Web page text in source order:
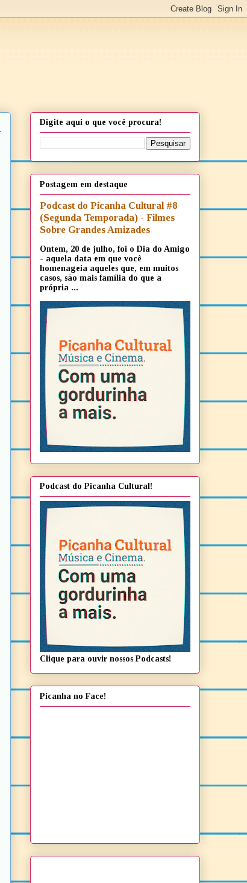
Digite aqui o que você procura!
Postagem em destaque
Podcast do Picanha Cultural #8
(Segunda Temporada) - Filmes
Sobre Grandes Amizades
Ontem, 20 de julho, foi o Dia do Amigo
- aquela data em que você
homenageia aqueles que, em muitos
casos, são mais família do que a
própria ...
Podcast do Picanha Cultural!
Clique para ouvir nossos Podcasts!
Picanha no Face!